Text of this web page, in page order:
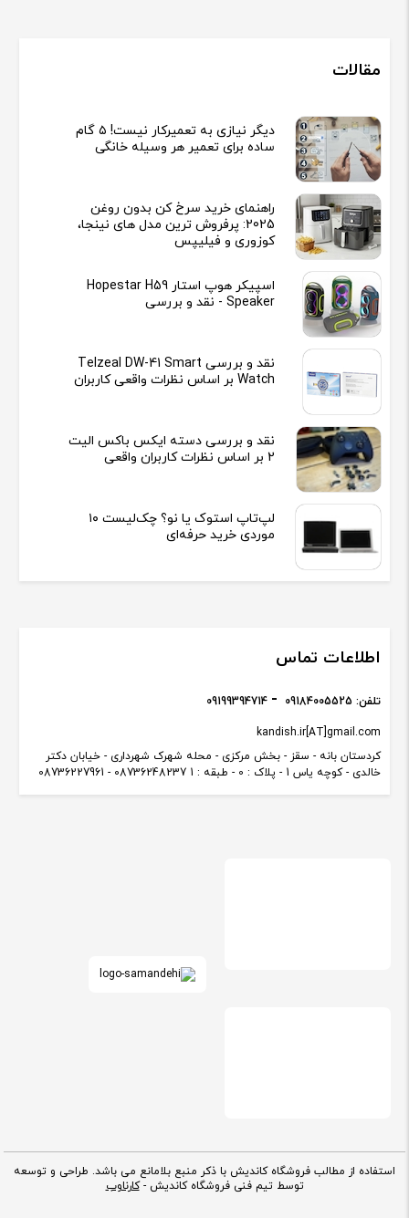
مقالات
دیگر نیازی به تعمیرکار نیست! ۵ گام
ساده برای تعمیر هر وسیله خانگی
راهنمای خرید سرخ کن بدون روغن
2025: پرفروش ترین مدل های نینجا،
کوزوری و فیلیپس
اسپیکر هوپ استار Hopestar H59
Speaker - نقد و بررسی
نقد و بررسی Telzeal DW-41 Smart
Watch بر اساس نظرات واقعی کاربران
نقد و بررسی دسته ایکس باکس الیت
2 بر اساس نظرات کاربران واقعی
لپ‌تاپ استوک یا نو؟ چک‌لیست ۱۰
موردی خرید حرفه‌ای
اطلاعات تماس
کردستان بانه - سقز - بخش مرکزی - محله شهرک شهرداری - خیابان دکتر
خالدی - کوچه یاس 1 - پلاک : 0 - طبقه : 1 08736248237 - 08736227961
kandish.ir[AT]gmail.com
تلفن: 09184005525
09199394714
استفاده از مطالب فروشگاه کاندیش با ذکر منبع بلامانع می باشد. طراحی و توسعه
توسط تیم فنی فروشگاه کاندیش -کارناوب